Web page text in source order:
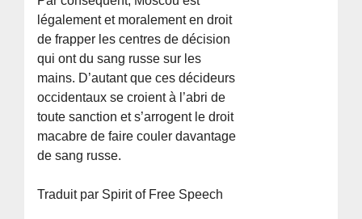
légalement et moralement en droit
de frapper les centres de décision
qui ont du sang russe sur les
mains. D’autant que ces décideurs
occidentaux se croient à l’abri de
toute sanction et s’arrogent le droit
macabre de faire couler davantage
de sang russe.
Traduit par Spirit of Free Speech